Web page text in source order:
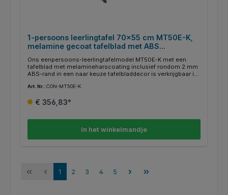
1-persoons leerlingtafel 70x55 cm MT50E-K,
melamine gecoat tafelblad met ABS
Ons eenpersoons-leerlingtafelmodel MT50E-K met een
tafelblad met melamineharscoating inclusief rondom 2 mm
ABS-rand in een naar keuze tafelbladdecor is verkrijgbaar in
kleuren laten veel designwensen onvervuld. Aan een zijde
gelast. De buisuiteinden zijn gesloten en voorzien van
Art. Nr.: CON-MT50E-K
€ 356,83*
In het winkelmandje
1 2 3 4 5